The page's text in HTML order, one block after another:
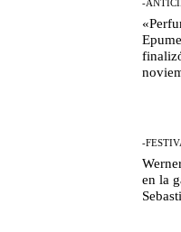
-
-
en la